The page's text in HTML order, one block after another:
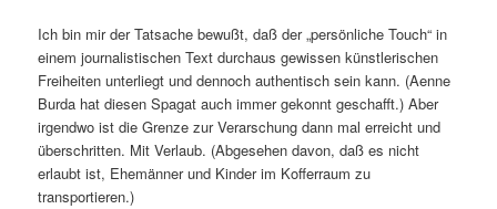
Ich bin mir der Tatsache bewußt, daß der „persönliche Touch“ in
einem journalistischen Text durchaus gewissen künstlerischen
Freiheiten unterliegt und dennoch authentisch sein kann. (Aenne
Burda hat diesen Spagat auch immer gekonnt geschafft.) Aber
irgendwo ist die Grenze zur Verarschung dann mal erreicht und
überschritten. Mit Verlaub. (Abgesehen davon, daß es nicht
erlaubt ist, Ehemänner und Kinder im Kofferraum zu
transportieren.)